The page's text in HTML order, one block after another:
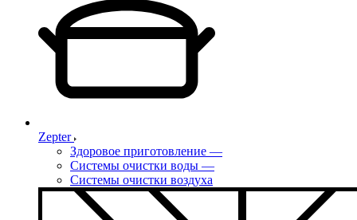
Zepter
Здоровое приготовление —
Системы очистки воды —
Системы очистки воздуха